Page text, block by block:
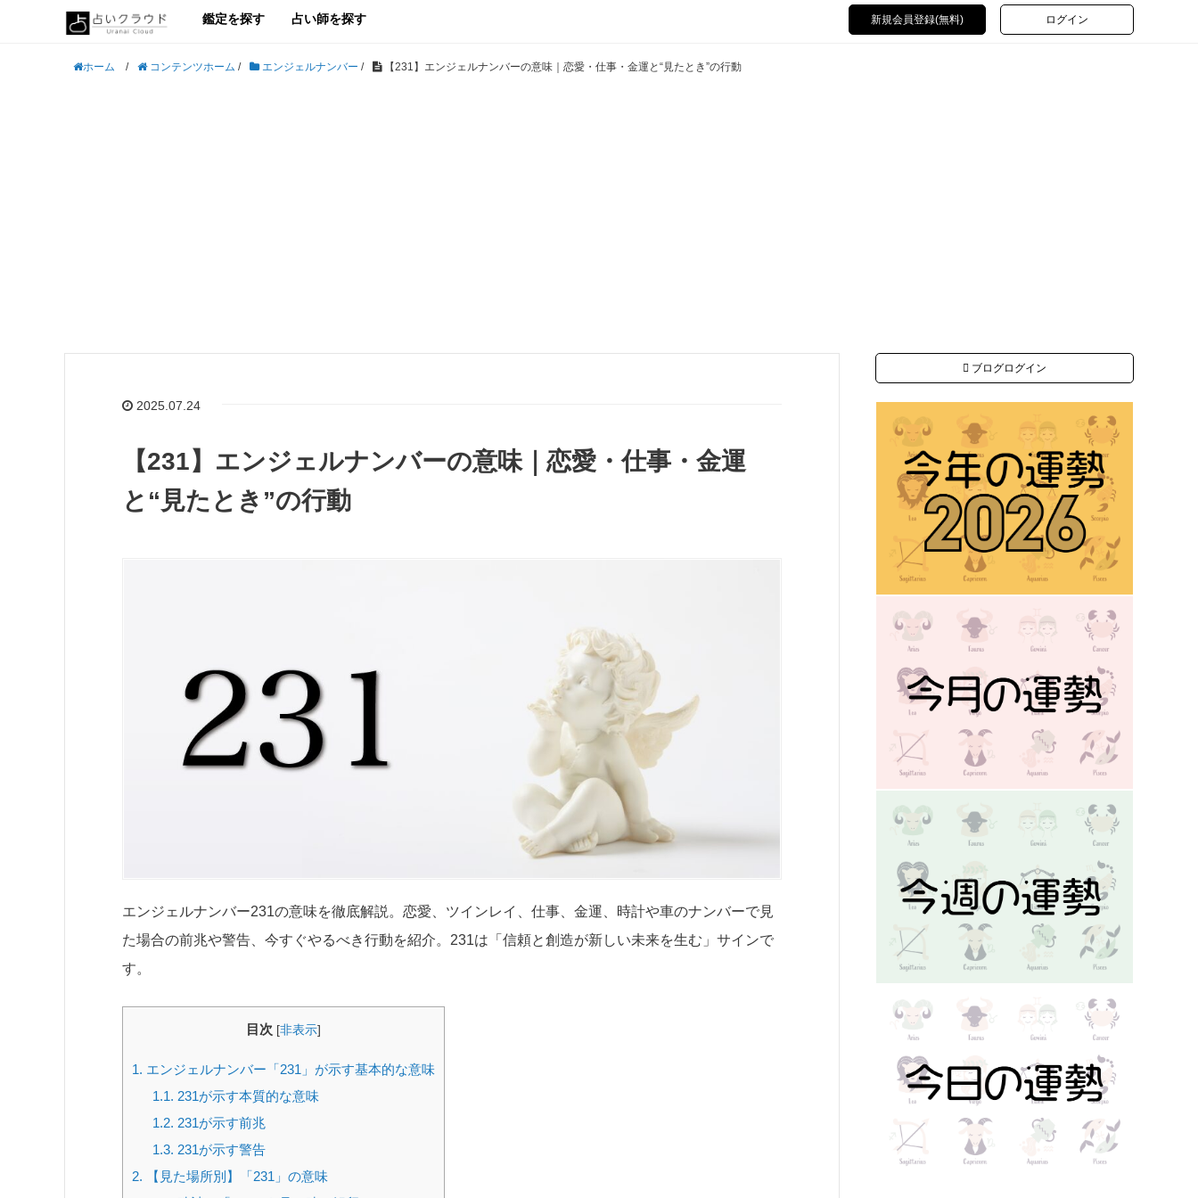
鑑定を探す 占い師を探す 新規会員登録(無料) ログイン
ホーム / コンテンツホーム / エンジェルナンバー / 【231】エンジェルナンバーの意味｜恋愛・仕事・金運と“見たとき”の行動
2025.07.24
【231】エンジェルナンバーの意味｜恋愛・仕事・金運
と“見たとき”の行動
エンジェルナンバー231の意味を徹底解説。恋愛、ツインレイ、仕事、金運、時計や車のナンバーで見
た場合の前兆や警告、今すぐやるべき行動を紹介。231は「信頼と創造が新しい未来を生む」サインで
す。
目次 [非表示]
1. エンジェルナンバー「231」が示す基本的な意味
1.1. 231が示す本質的な意味
1.2. 231が示す前兆
1.3. 231が示す警告
2. 【見た場所別】「231」の意味
ブログログイン